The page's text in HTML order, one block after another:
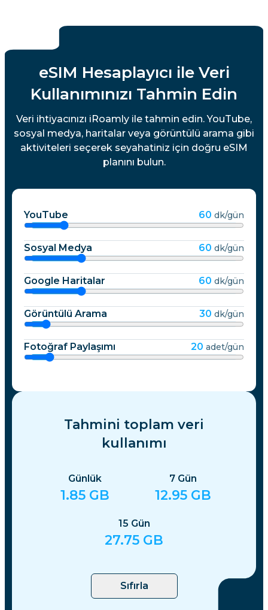
eSIM Hesaplayıcı ile Veri
Kullanımınızı Tahmin Edin
Veri ihtiyacınızı iRoamly ile tahmin edin. YouTube,
sosyal medya, haritalar veya görüntülü arama gibi
aktiviteleri seçerek seyahatiniz için doğru eSIM
planını bulun.
YouTube 60 dk/gün
Sosyal Medya 60 dk/gün
Google Haritalar 60 dk/gün
Görüntülü Arama 30 dk/gün
Fotoğraf Paylaşımı 20 adet/gün
Tahmini toplam veri
kullanımı
Günlük
1.85 GB
7 Gün
12.95 GB
15 Gün
27.75 GB
Sıfırla